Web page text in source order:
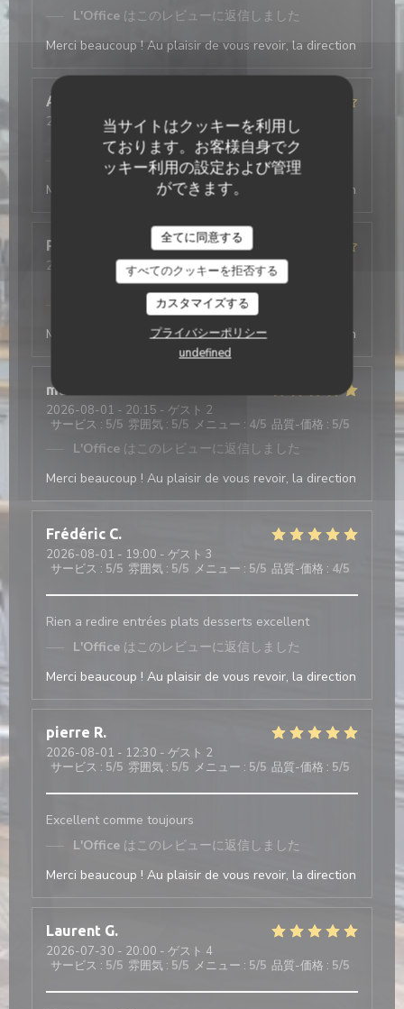
当サイトはクッキーを利用し
ております。お客様自身でク
ッキー利用の設定および管理
ができます。
全てに同意する
すべてのクッキーを拒否する
カスタマイズする
プライバシーポリシー
undefined
L'Office はこのレビューに返信しました
Merci beaucoup ! Au plaisir de vous revoir, la direction
Antonio
2026-08-03- 19:30 - ゲスト 2
5/5 雰囲気 : 4/5 メニュー :5/5 品質-価格
L'Office はこのレビューに返信しました
Merci beaucoup ! Au plaisir de vous revoir, la direction
Philippe
2026-08-03 - 19:45 - ゲスト 4
/5 雰囲気:4/5 メニュー:4/5 品質-価格
はこのレビューに返信しました
Merci beaucoup ! Au plaisir de vous revoir, la direction
mathis
2026-08-01 - 20:15 - ゲスト 2
サービス : 5/5 雰囲気 : 5/5 メニュー : 4/5 品質-価格 : 5/5
L'Office はこのレビューに返信しました
Merci beaucoup ! Au plaisir de vous revoir, la direction
Frédéric C
2026-08-01 - 19:00 - ゲスト 3
サービス : 5/5 雰囲気 : 5/5 メニュー : 5/5 品質-価格 : 4/5
Rien a redire entrées plats desserts excellent
L'Office はこのレビューに返信しました
Merci beaucoup ! Au plaisir de vous revoir, la direction
pierre R
2026-08-01 - 12:30 - ゲスト 2
サービス : 5/5 雰囲気 : 5/5 メニュー : 5/5 品質-価格 : 5/5
Excellent comme toujours
L'Office はこのレビューに返信しました
Merci beaucoup ! Au plaisir de vous revoir, la direction
Laurent G
2026-07-30 - 20:00 - ゲスト 4
サービス : 5/5 雰囲気 : 5/5 メニュー : 5/5 品質-価格 : 5/5